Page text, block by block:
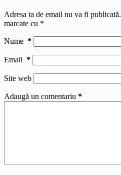
Adresa ta de email nu va fi publicată.
marcate cu *
Nume *
Email *
Site web
Adaugă un comentariu *